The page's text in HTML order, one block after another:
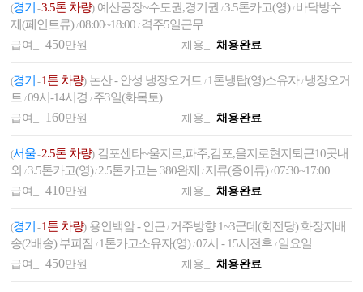
(경기 -3.5톤 차량) 예산공장~수도권,경기권/3.5톤카고(영)/ 바닥방수
제(페인트류)/08:00~18:00/ 격주5일근무
급여_450만원 채용_ 채용완료
(경기 -1톤 차량) 논산 - 안성 냉장오거트/ 1톤냉탑(영)소유자/ 냉장오거
트/09시-14시경/ 주3일(화목토)
급여_ 160만원 채용_ 채용완료
(서울-2.5톤 차량) 김포센타~울지로,파주,김포,을지로현지퇴근10곳내
외/3.5톤카고(영)/ 2.5톤카고는 380완제/ 지류(종이류)/07:30~17:00
급여_410만원 채용_ 채용완료
(경기 -1톤 차량) 용인백암 - 인근 / 거주방향 1~3군데(회전당) 화장지배
송(2배송) 부피짐/ 1톤카고소유자(영)/07시 - 15시전후/ 일요일
급여_450만원 채용_ 채용완료